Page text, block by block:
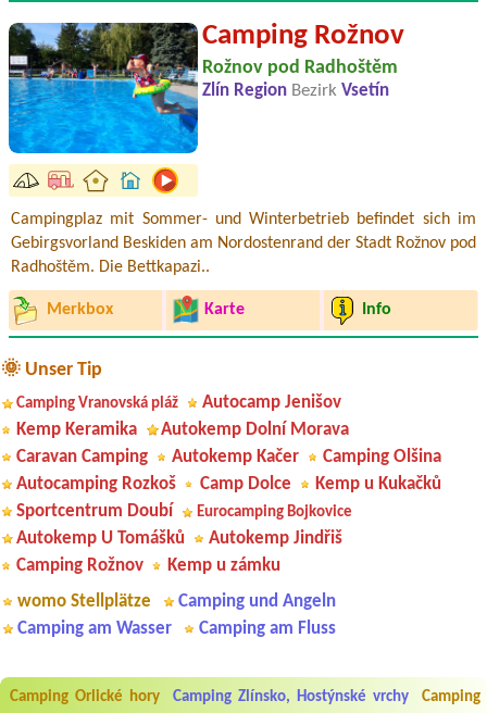
Camping Rožnov
Rožnov pod Radhoštěm
Zlín Region Bezirk Vsetín
Campingplaz mit Sommer- und Winterbetrieb befindet sich im
Gebirgsvorland Beskiden am Nordostenrand der Stadt Rožnov pod
Radhoštěm. Die Bettkapazi..
Merkbox Karte Info
🌞 Unser Tip
Camping Vranovská pláž
Autocamp Jenišov
Kemp Keramika
Autokemp Dolní Morava
Caravan Camping
Autokemp Kačer
Camping Olšina
Autocamping Rozkoš
Camp Dolce
Kemp u Kukačků
Sportcentrum Doubí
Eurocamping Bojkovice
Autokemp U Tomášků
Autokemp Jindřiš
Camping Rožnov
Kemp u zámku
womo Stellplätze
Camping und Angeln
Camping am Wasser
Camping am Fluss
Camping Orlické hory Camping Zlínsko, Hostýnské vrchy Camping
Aneta Melicharová***